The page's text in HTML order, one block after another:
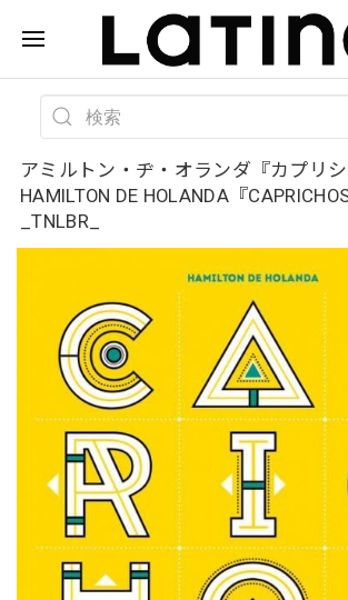
アミルトン・ヂ・オランダ『カプリシ
HAMILTON DE HOLANDA『
_TNLBR_